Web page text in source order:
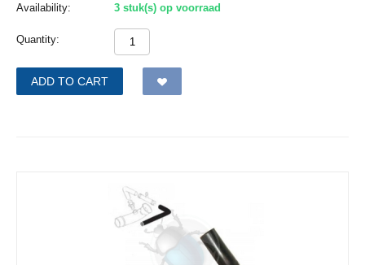
Availability:
3 stuk(s) op voorraad
Quantity:
ADD TO CART